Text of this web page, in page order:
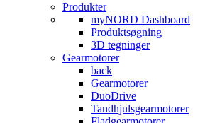
Produkter
myNORD Dashboard
Produktsøgning
3D tegninger
Gearmotorer
back
Gearmotorer
DuoDrive
Tandhjulsgearmotorer